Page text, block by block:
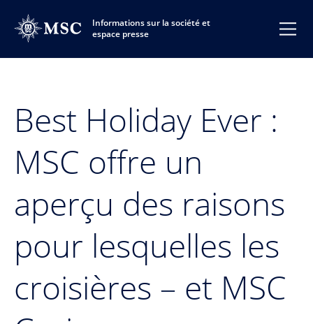
Informations sur la société et
espace presse
Best Holiday Ever :
MSC offre un
aperçu des raisons
pour lesquelles les
croisières – et MSC